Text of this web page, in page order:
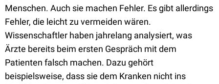
Menschen. Auch sie machen Fehler. Es gibt allerdings
Fehler, die leicht zu vermeiden wären.
Wissenschaftler haben jahrelang analysiert, was
Ärzte bereits beim ersten Gespräch mit dem
Patienten falsch machen. Dazu gehört
beispielsweise, dass sie dem Kranken nicht ins